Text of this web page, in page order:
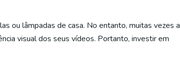
ou lâmpadas de casa. No entanto, muitas vezes a
visual dos seus vídeos. Portanto, investir em